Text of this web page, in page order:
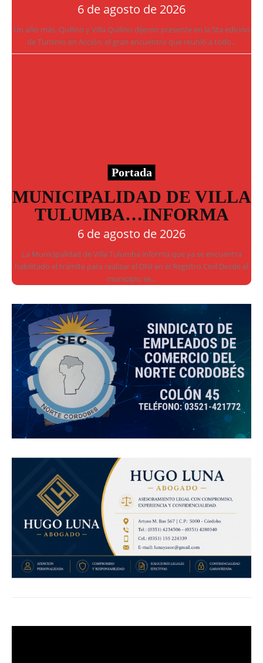
6 de agosto de 2026
Un año más, Quilino y Villa Quilino dijeron presente en la 5ta edición
de Turismo en Acción, el gran encuentro que reunió a todo...
Portada
MUNICIPALIDAD DE VILLA
TULUMBA…INFORMA
6 de agosto de 2026
La Municipalidad de Villa Tulumba informa que ya se encuentra
habilitado el trámite para realizar el DNI en el Registro Civil.Desde el
municipio se...